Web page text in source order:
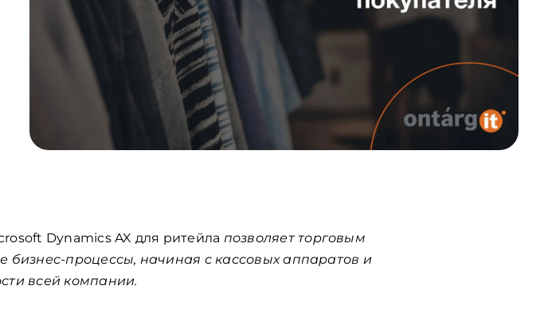
Dynamics AX для ритейла позволяет торговым
бизнес-процессы, начиная с кассовых аппаратов и
всей компании.